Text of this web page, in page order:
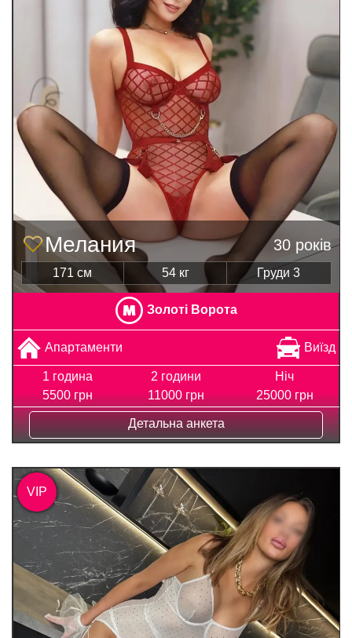
Мелания 30 років
171 см 54 кг Груди 3
Золоті Ворота
Апартаменти Виїзд
1 година
5500 грн
2 години
11000 грн
Ніч
25000 грн
Детальна анкета
VIP